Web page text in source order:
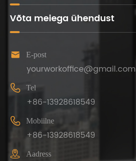
Võta meiega ühendust
 E-post
yourworkoffice@gmail.com
 Tel
+86-13928618549
 Mobiilne
+86-13928618549
 Aadress